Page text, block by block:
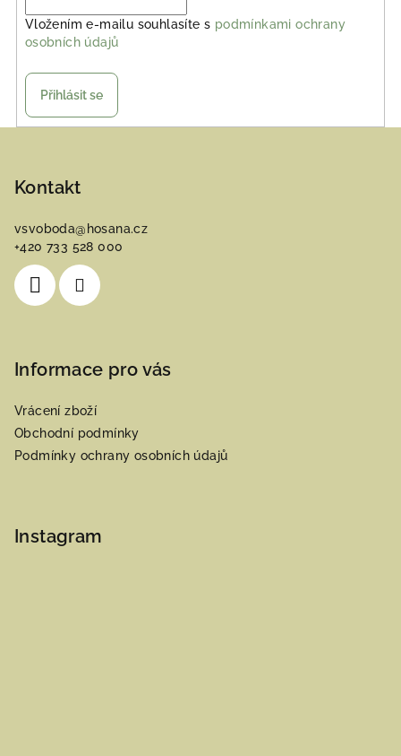
Vložením e-mailu souhlasíte s podmínkami ochrany
osobních údajů
Přihlásit se
Kontakt
vsvoboda@ hosana.cz
+420 733 528 000
Informace pro vás
Vrácení zboží
Obchodní podmínky
Podmínky ochrany osobních údajů
Instagram